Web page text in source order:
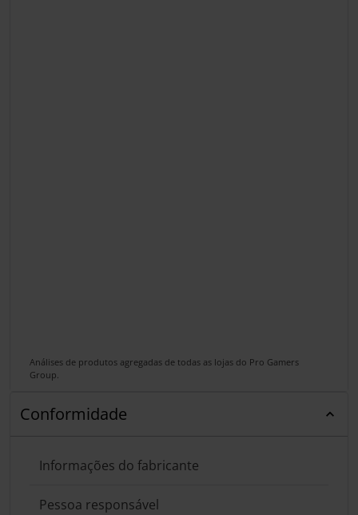
Análises de produtos agregadas de todas as lojas do Pro Gamers
Group.
Conformidade
Informações do fabricante
Pessoa responsável